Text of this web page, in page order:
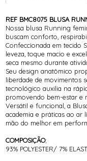
REF BMC8075 BLUSA
Nossa blusa Running
buscam conforto,
Confeccionada em tecido
leveza, toque macio e
seca mesmo durante
Seu design anatômico
liberdade de movimentos
tecnológico auxilia na
promovendo bem-estar e
Versátil e funcional, a
academia e práticas ao ar
mão do melhor em
COMPOSIÇÃO;
93% POLYESTER/ 7%